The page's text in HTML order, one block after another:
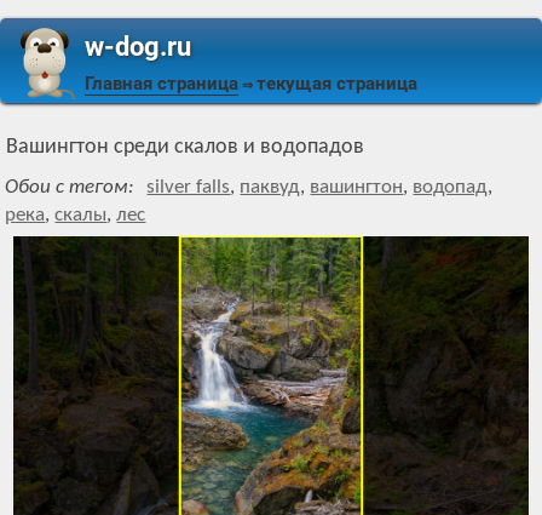
w-dog.ru
Главная страница ⇒ текущая страница
Вашингтон среди скалов и водопадов
Обои с тегом: silver falls, паквуд, вашингтон, водопад,
река,скалы,лес